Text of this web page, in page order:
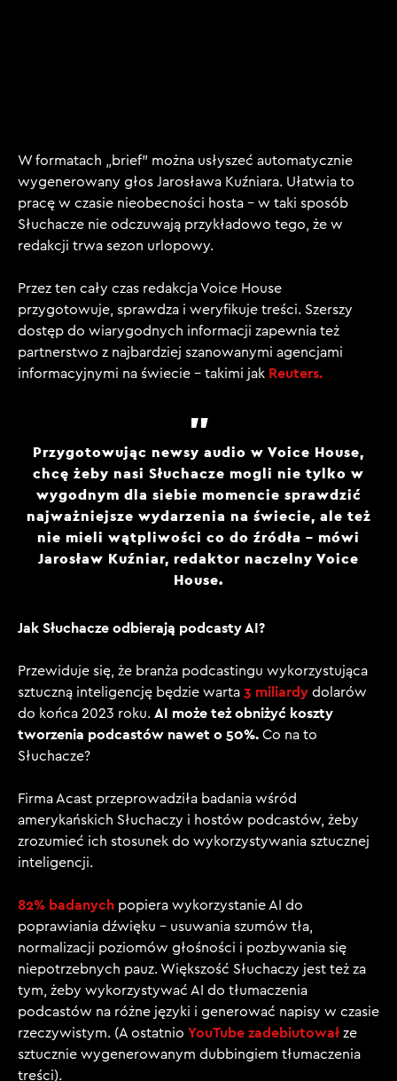
W formatach „brief” można usłyszeć automatycznie
wygenerowany głos Jarosława Kuźniara. Ułatwia to
pracę w czasie nieobecności hosta – w taki sposób
Słuchacze nie odczuwają przykładowo tego, że w
redakcji trwa sezon urlopowy.
Przez ten cały czas redakcja Voice House
przygotowuje, sprawdza i weryfikuje treści. Szerszy
dostęp do wiarygodnych informacji zapewnia też
partnerstwo z najbardziej szanowanymi agencjami
informacyjnymi na świecie – takimi jak Reuters.
Przygotowując newsy audio w Voice House,
chcę żeby nasi Słuchacze mogli nie tylko w
wygodnym dla siebie momencie sprawdzić
najważniejsze wydarzenia na świecie, ale też
nie mieli wątpliwości co do źródła – mówi
Jarosław Kuźniar, redaktor naczelny Voice
House.
Jak Słuchacze odbierają podcasty AI?
Przewiduje się, że branża podcastingu wykorzystująca
sztuczną inteligencję będzie warta 3 miliardy dolarów
do końca 2023 roku. AI może też obniżyć koszty
tworzenia podcastów nawet o 50%. Co na to
Słuchacze?
Firma Acast przeprowadziła badania wśród
amerykańskich Słuchaczy i hostów podcastów, żeby
zrozumieć ich stosunek do wykorzystywania sztucznej
inteligencji.
82% badanych popiera wykorzystanie AI do
poprawiania dźwięku – usuwania szumów tła,
normalizacji poziomów głośności i pozbywania się
niepotrzebnych pauz. Większość Słuchaczy jest też za
tym, żeby wykorzystywać AI do tłumaczenia
podcastów na różne języki i generować napisy w czasie
rzeczywistym. (A ostatnio YouTube zadebiutował ze
sztucznie wygenerowanym dubbingiem tłumaczenia
treści).